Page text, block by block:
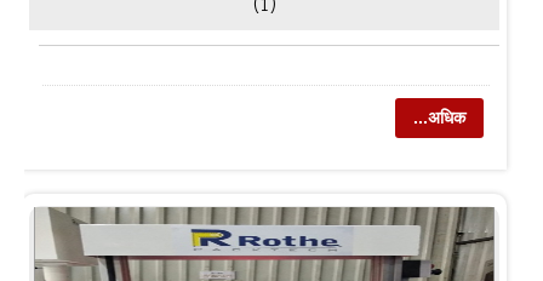
...अधिक